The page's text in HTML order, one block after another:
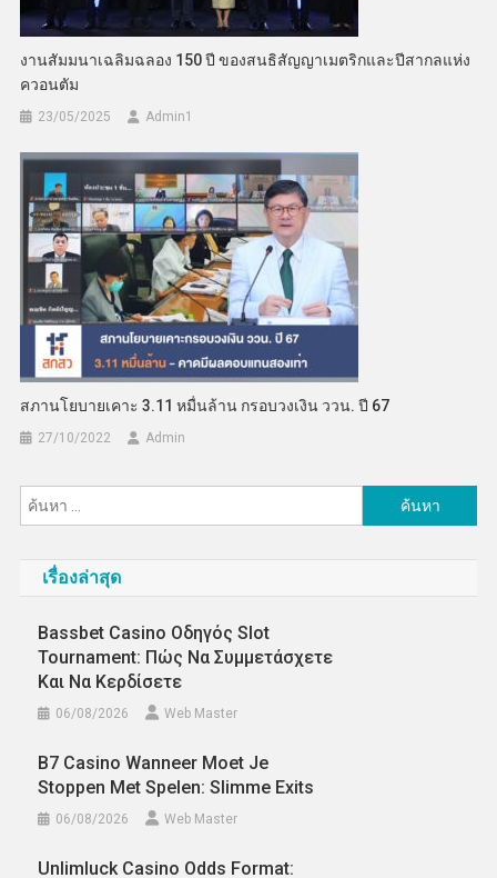
งานสัมมนาเฉลิมฉลอง 150 ปี ของสนธิสัญญาเมตริกและปีสากลแห่ง
ควอนตัม
23/05/2025 Admin​1
สภานโยบายเคาะ 3.11 หมื่นล้าน กรอบวงเงิน ววน. ปี 67
27/10/2022 Admin
สำหรับ:
เรื่องล่าสุด
Bassbet Casino Οδηγός Slot
Tournament: Πώς Να Συμμετάσχετε
Και Να Κερδίσετε
06/08/2026 Web Master
B7 Casino Wanneer Moet Je
Stoppen Met Spelen: Slimme Exits
06/08/2026 Web Master
Unlimluck Casino Odds Format: